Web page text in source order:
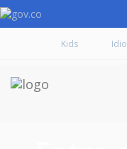
Kids